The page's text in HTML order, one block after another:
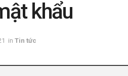
khẩu
in Tin tức